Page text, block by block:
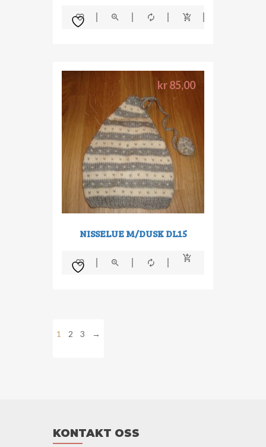
kr85,00
NISSELUE M/DUSK DL15
1 2 3 →
KONTAKT OSS